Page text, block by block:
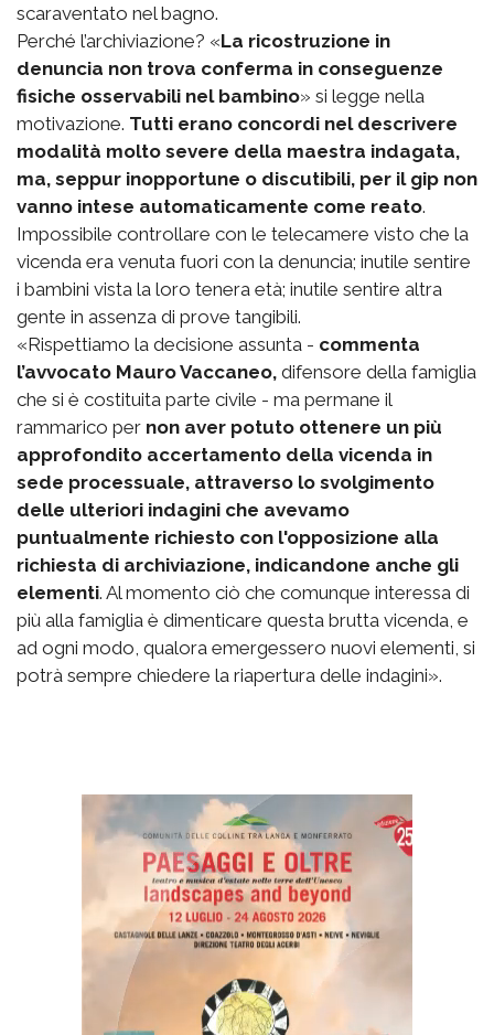
scaraventato nel bagno.
Perché l’archiviazione? «La ricostruzione in
denuncia non trova conferma in conseguenze
fisiche osservabili nel bambino» si legge nella
motivazione. Tutti erano concordi nel descrivere
modalità molto severe della maestra indagata,
ma, seppur inopportune o discutibili, per il gip non
vanno intese automaticamente come reato.
Impossibile controllare con le telecamere visto che la
vicenda era venuta fuori con la denuncia; inutile sentire
i bambini vista la loro tenera età; inutile sentire altra
gente in assenza di prove tangibili.
«Rispettiamo la decisione assunta - commenta
l’avvocato Mauro Vaccaneo, difensore della famiglia
che si è costituita parte civile - ma permane il
rammarico per non aver potuto ottenere un più
approfondito accertamento della vicenda in
sede processuale, attraverso lo svolgimento
delle ulteriori indagini che avevamo
puntualmente richiesto con l'opposizione alla
richiesta di archiviazione, indicandone anche gli
elementi. Al momento ciò che comunque interessa di
più alla famiglia è dimenticare questa brutta vicenda, e
ad ogni modo, qualora emergessero nuovi elementi, si
potrà sempre chiedere la riapertura delle indagini».